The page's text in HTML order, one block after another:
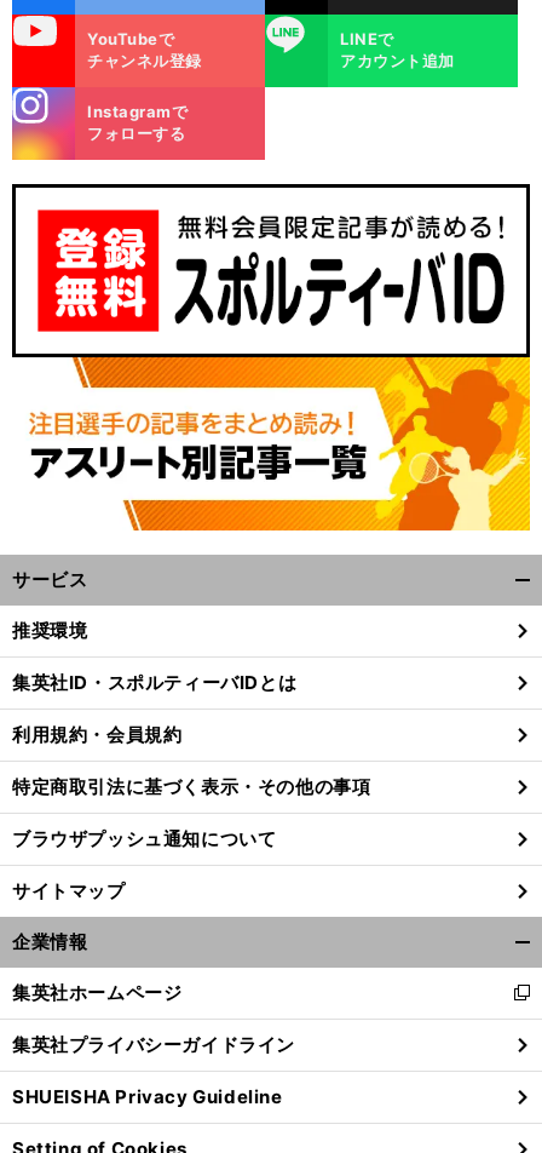
。
. 。
リ
」
前
へ
YouTubeで
チャンネル登録
LINE
LINEで
アカウント追加
m
Instagramで
フォローする
サービス
閉
る
推奨環境
集英社ID・スポルティーバIDとは
利用規約・会員規約
特定商取引法に基づく表示・その他の事項
ブラウザプッシュ通知について
サイトマップ
企業情報
閉
る
集英社ホームページ
新
し
い
ウ
ィ
ン
集英社プライバシーガイドライン
SHUEISHA Privacy Guideline